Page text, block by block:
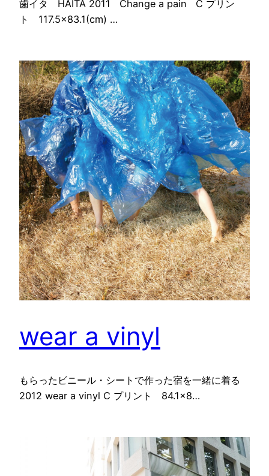
歯イタ HAITA 2011 Change a pain C プリン
ト 117.5×83.1(cm) …
wear a vinyl
もらったビニール・シートで作った宿を一緒に着る
2012 wear a vinyl C プリント 84.1×8…